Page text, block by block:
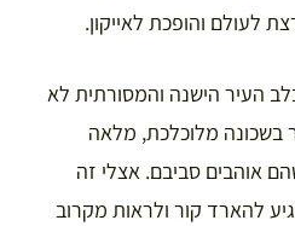
לעולם והופכת לאייקון.
העיר הישנה והמסורתית לא
בשכונה מלוכלכת, מלאה
אוהבים סביבם. אצלי זה
להארד קור ולראות מקרוב